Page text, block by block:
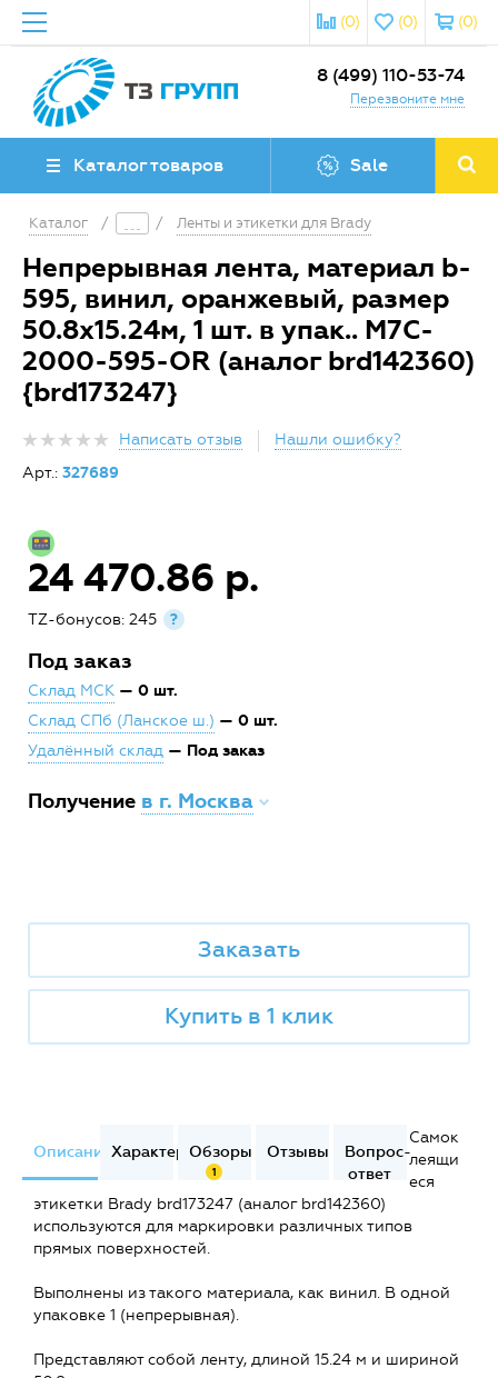
(0)
(0)
(0)
8 (499) 110-53-74
Перезвоните мне
Каталог товаров Sale
Каталог / / Ленты и этикетки для Brady
Непрерывная лента, материал b-
595, винил, оранжевый, размер
50.8х15.24м, 1 шт. в упак.. M7C-
2000-595-OR (аналог brd142360)
{brd173247}
Написать отзыв
Нашли ошибку?
Арт.: 327689
24 470.86 р.
TZ-бонусов: 245 ?
Под заказ
Склад МСК — 0 шт.
Склад СПб (Ланское ш.) — 0 шт.
Удалённый склад — Под заказ
Получение в г. Москва
Заказать
Купить в 1 клик
ОписаниеХарактеристики
Обзоры
1
Отзывы
Вопрос-
ответ
Самок
леящи
еся
этикетки Brady brd173247 (аналог brd142360)
используются для маркировки различных типов
прямых поверхностей.
Выполнены из такого материала, как винил. В одной
упаковке 1 (непрерывная).
Представляют собой ленту, длиной 15.24 м и шириной